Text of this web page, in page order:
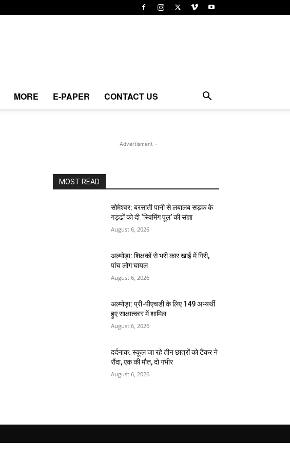
MORE E-PAPER CONTACT US
- Advertisment -
MOST READ
सोमेश्वर: बरसाती पानी से लबालब सड़क के
गड्ढों को दी ‘स्विमिंग पूल’ की संज्ञा
August 6, 2026
अल्मोड़ा: शिक्षकों से भरी कार खाई में गिरी,
पांच लोग घायल
August 6, 2026
अल्मोड़ा: प्री-पीएचडी के लिए 149 अभ्यर्थी
हुए साक्षात्कार में शामिल
August 6, 2026
दर्दनाक: स्कूल जा रहे तीन छात्रों को टैंकर ने
रौंदा, एक की मौत, दो गंभीर
August 6, 2026